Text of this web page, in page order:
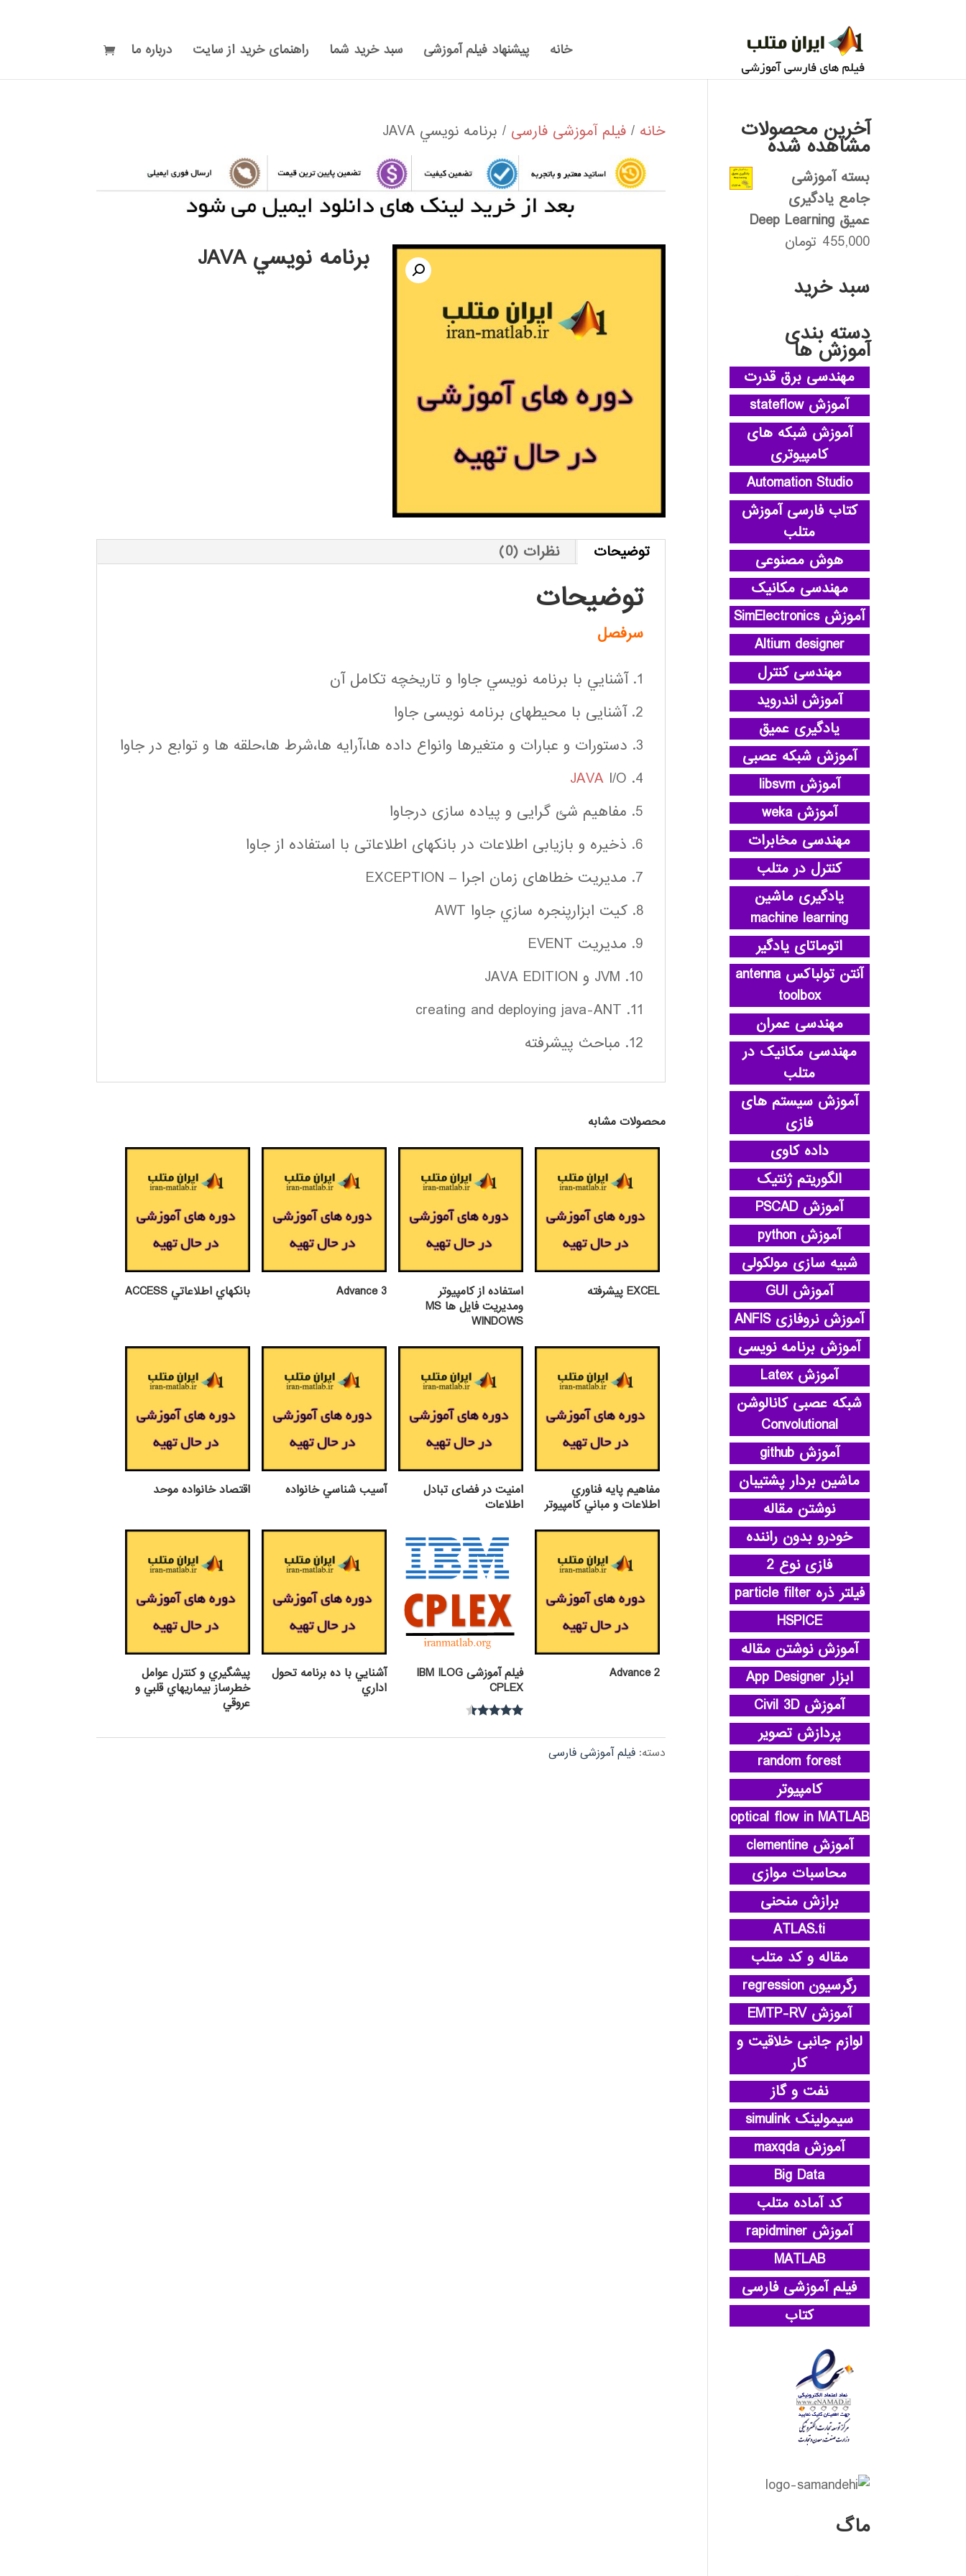
خانه پیشنهاد فیلم آموزشی سبد خرید شما راهنمای خرید از سایت درباره ما
خانه / فیلم آموزشی فارسی / برنامه نويسي JAVA
برنامه نويسي JAVA
توضیحات نظرات (0)
توضیحات
سرفصل
1. آشنايي با برنامه نويسي جاوا و تاريخچه تكامل آن
2. آشنایی با محیطهای برنامه نویسی جاوا
3. دستورات و عبارات و متغيرها وانواع داده ها،آرايه ها،شرط ها،حلقه ها و توابع در جاوا
4.
JAVA I/O
5. مفاهيم شئ گرایی و پیاده سازی درجاوا
6. ذخیره و بازیابی اطلاعات در بانکهای اطلاعاتی با استفاده از جاوا
7. مدیریت خطاهای زمان اجرا – EXCEPTION
8. كيت ابزارپنجره سازي جاوا AWT
9. مدیریت EVENT
10. JVM و JAVA EDITION
11. creating and deploying java-ANT
12. مباحث پیشرفته
محصولات مشابه
EXCEL پيشرفته
استفاده از كامپيوتر
ومديريت فايل ها MS
WINDOWS
Advance 3 بانكهاي اطلاعاتي ACCESS
مفاهيم پايه فناوري
اطلاعات و مباني كامپيوتر
امنیت در فضای تبادل
اطلاعات
آسيب شناسي خانواده اقتصاد خانواده موحد
Advance 2
فیلم آموزشی IBM ILOG
CPLEX
4.30
آشنايي با ده برنامه تحول
اداري
پيشگيري و كنترل عوامل
خطرساز بيماريهاي قلبي و
عروقي
دسته: فیلم آموزشی فارسی
آخرین محصولات
مشاهده شده
بسته آموزشی
جامع یادگیری
عمیق Deep Learning
455,000 تومان
سبد خرید
دسته بندی
آموزش ها
مهندسی برق قدرت
آموزش stateflow
آموزش شبکه های
کامپیوتری
Automation Studio
کتاب فارسی آموزش
متلب
هوش مصنوعی
مهندسی مکانیک
آموزش SimElectronics
Altium designer
مهندسی کنترل
آموزش اندروید
یادگیری عمیق
آموزش شبکه عصبی
آموزش libsvm
آموزش weka
مهندسی مخابرات
کنترل در متلب
یادگیری ماشین
machine learning
اتوماتای یادگیر
آنتن تولباکس antenna
toolbox
مهندسی عمران
مهندسی مکانیک در
متلب
آموزش سیستم های
فازی
داده کاوی
الگوریتم ژنتیک
آموزش PSCAD
آموزش python
شبیه سازی مولکولی
آموزش GUI
آموزش نروفازی ANFIS
آموزش برنامه نویسی
آموزش Latex
شبکه عصبی کانالوشن
Convolutional
آموزش github
ماشین بردار پشتیبان
نوشتن مقاله
خودرو بدون راننده
فازی نوع 2
فیلتر ذره particle filter
HSPICE
آموزش نوشتن مقاله
ابزار App Designer
آموزش Civil 3D
پردازش تصویر
random forest
کامپیوتر
optical flow in MATLAB
آموزش clementine
محاسبات موازی
برازش منحنی
ATLAS.ti
مقاله و کد متلب
رگرسیون regression
آموزش EMTP-RV
لوازم جانبی خلاقیت و
کار
نفت و گاز
سیمولینک simulink
آموزش maxqda
Big Data
کد آماده متلب
آموزش rapidminer
MATLAB
فیلم آموزشی فارسی
کتاب
ماگ